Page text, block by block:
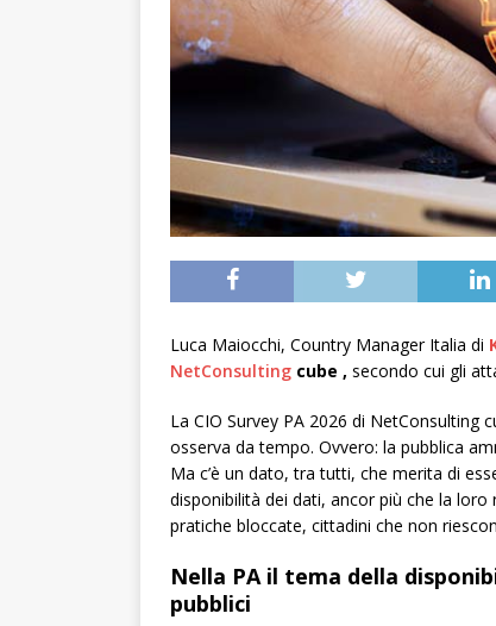
Luca Maiocchi, Country Manager Italia di
NetConsulting cube , secondo cui gli
La CIO Survey PA 2026 di NetConsulting
osserva da tempo. Ovvero: la pubblica
Ma c’è un dato, tra tutti, che merita di
disponibilità dei dati, ancor più che la
pratiche bloccate, cittadini che non
Nella PA il tema della
pubblici